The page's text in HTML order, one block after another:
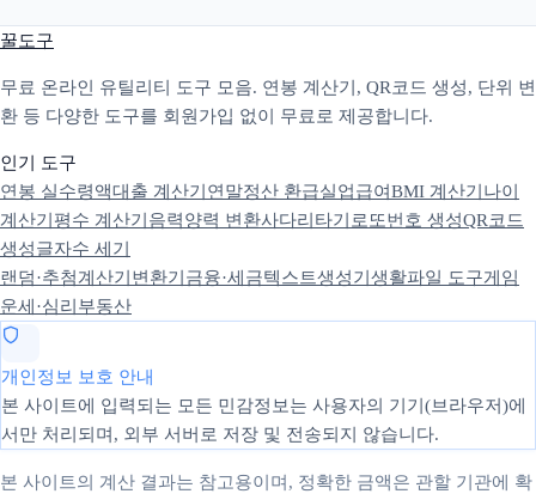
꿀도구
무료 온라인 유틸리티 도구 모음. 연봉 계산기, QR코드 생성, 단위 변
환 등 다양한 도구를 회원가입 없이 무료로 제공합니다.
인기 도구
연봉 실수령액대출 계산기 연말정산 환급실업급여BMI 계산기 나이
계산기 평수 계산기 음력양력 변환사다리타기 로또번호 생성QR코드
생성글자수 세기
랜덤·추첨계산기 변환기 금융·세금텍스트생성기 생활파일 도구게임
운세·심리 부동산
개인정보 보호 안내
본 사이트에 입력되는 모든 민감정보는 사용자의 기기(브라우저)에
서만 처리되며, 외부 서버로 저장 및 전송되지 않습니다.
본 사이트의 계산 결과는 참고용이며, 정확한 금액은 관할 기관에 확